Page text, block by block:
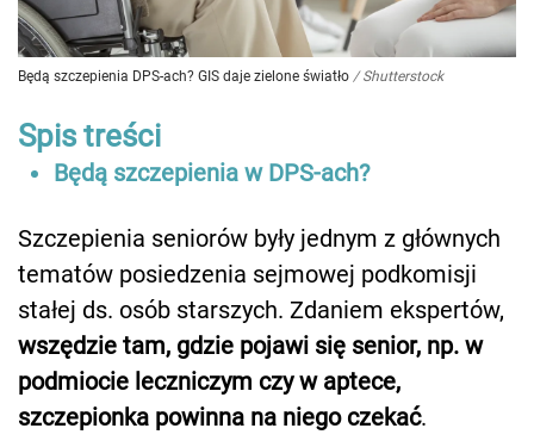
Będą szczepienia DPS-ach? GIS daje zielone światło / Shutterstock
Spis treści
Będą szczepienia w DPS-ach?
Szczepienia seniorów były jednym z głównych
tematów posiedzenia sejmowej podkomisji
stałej ds. osób starszych. Zdaniem ekspertów,
wszędzie tam, gdzie pojawi się senior, np. w
podmiocie leczniczym czy w aptece,
szczepionka powinna na niego czekać.